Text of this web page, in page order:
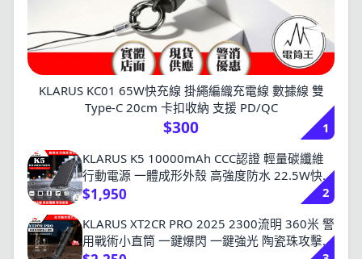
KLARUS KC01 65W快充線 掛繩編織充電線 數據線 雙
Type-C 20cm 卡扣收納 支援 PD/QC
$300
1
KLARUS K5 10000mAh CCC認證 輕量碳纖維
行動電源 一體成形外殼 高強度防水 22.5W快充
157g NB10000
$1,950
2
KLARUS XT2CR PRO 2025 2300流明 360米 警
用戰術小直筒 一鍵爆閃 一鍵強光 陶瓷珠攻擊頭